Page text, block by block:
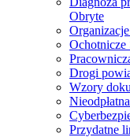
Obryte
Ochotnicze
Drogi
Wzory
Przydatne